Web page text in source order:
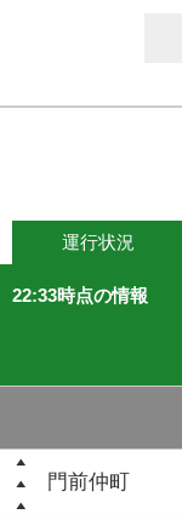
運行状況
22:33時点の情報
門前仲町